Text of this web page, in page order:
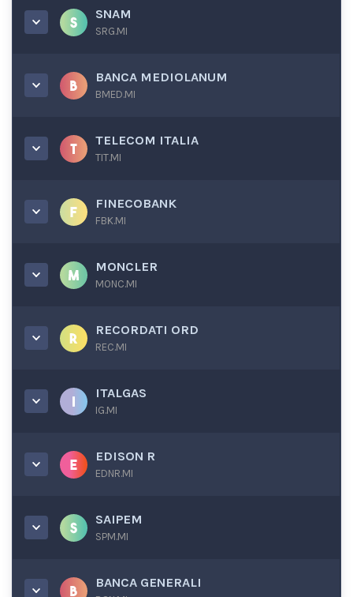
SNAM
SRG.MI
BANCA MEDIOLANUM
BMED.MI
TELECOM ITALIA
TIT.MI
FINECOBANK
FBK.MI
MONCLER
MONC.MI
RECORDATI ORD
REC.MI
ITALGAS
IG.MI
EDISON R
EDNR.MI
SAIPEM
SPM.MI
BANCA GENERALI